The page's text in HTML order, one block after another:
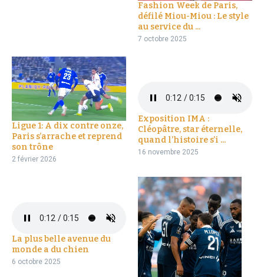
Fashion Week de Paris,
défilé Miou-Miou : Le style
au service du ...
7 octobre 2025
Ligue 1: A dix contre onze,
Paris s’arrache et reprend
son trône
2 février 2026
Exposition IMA :
Cléopâtre, star éternelle,
quand l’histoire s’i ...
16 novembre 2025
La plus belle avenue du
monde a du chien
6 octobre 2025